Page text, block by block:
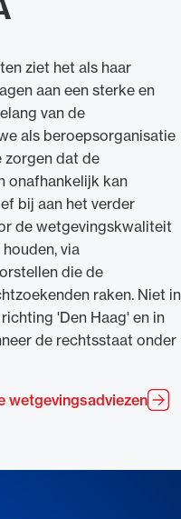
ziet het als haar
aan een sterke en
van de
als beroepsorganisatie
zorgen dat de
onafhankelijk kan
bij aan het verder
de wetgevingskwaliteit
via
die de
raken. Niet in
'Den Haag' en in
de rechtsstaat onder
wetgevingsadviezen